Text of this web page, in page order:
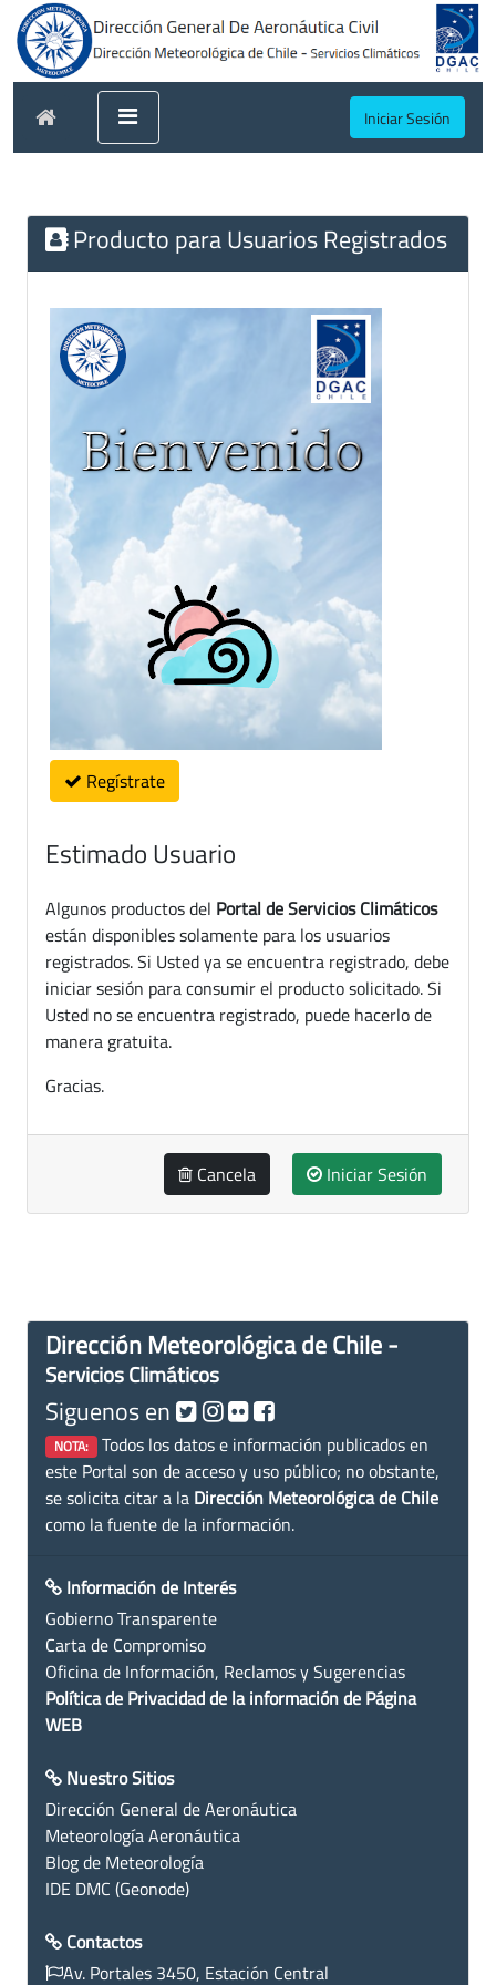
Iniciar Sesión
Producto para Usuarios Registrados
Regístrate
Estimado Usuario
Algunos productos del Portal de Servicios Climáticos
están disponibles solamente para los usuarios
registrados. Si Usted ya se encuentra registrado, debe
iniciar sesión para consumir el producto solicitado. Si
Usted no se encuentra registrado, puede hacerlo de
manera gratuita.
Gracias.
Cancela Iniciar Sesión
Dirección Meteorológica de Chile -
Servicios Climáticos
Siguenos en
NOTA: Todos los datos e información publicados en
este Portal son de acceso y uso público; no obstante,
se solicita citar a la Dirección Meteorológica de Chile
como la fuente de la información.
Información de Interés
Gobierno Transparente
Carta de Compromiso
Oficina de Información, Reclamos y Sugerencias
Política de Privacidad de la información de Página
WEB
Nuestro Sitios
Dirección General de Aeronáutica
Meteorología Aeronáutica
Blog de Meteorología
IDE DMC (Geonode)
Contactos
Av. Portales 3450, Estación Central